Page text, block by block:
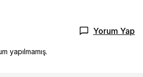
Yorum Yap
yapılmamış.